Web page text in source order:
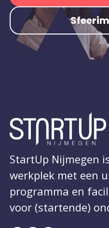
StartUp Nijmegen
werkplek met een
programma en
voor (startende)